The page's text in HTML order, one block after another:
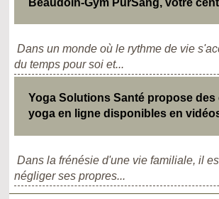
Beaudoin-Gym PurSang, votre
Dans un monde où le rythme de vie
du temps pour soi et...
Yoga Solutions Santé propose des
yoga en ligne disponibles en
Dans la frénésie d'une vie familiale, il
négliger ses propres...